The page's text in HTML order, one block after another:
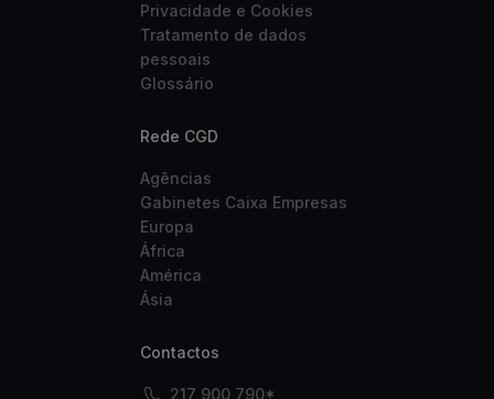
Privacidade e Cookies
Tratamento de dados
pessoais
Glossário
Rede CGD
Agências
Gabinetes Caixa Empresas
Europa
África
América
Ásia
Contactos
217 900 790*